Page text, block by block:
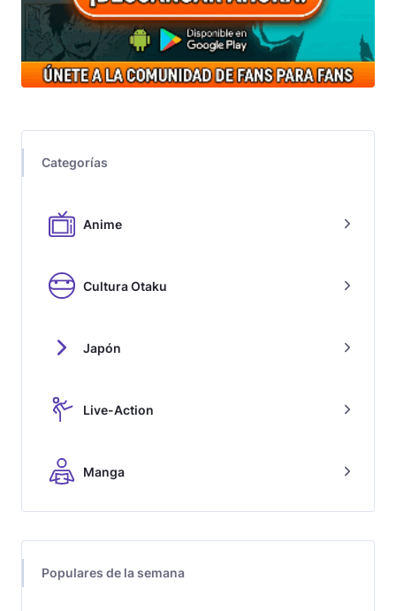
Categorías
Anime
Cultura Otaku
Japón
Live-Action
Manga
Populares de la semana